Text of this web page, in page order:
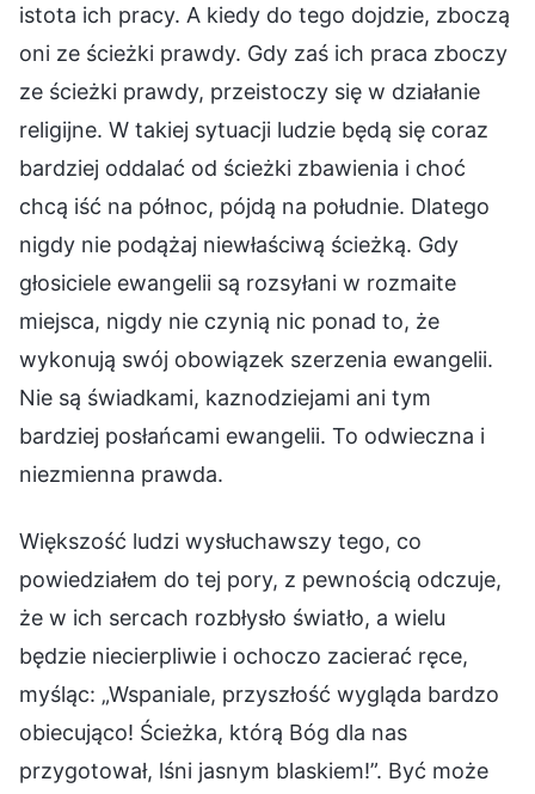
istota ich pracy. A kiedy do tego dojdzie, zboczą
oni ze ścieżki prawdy. Gdy zaś ich praca zboczy
ze ścieżki prawdy, przeistoczy się w działanie
religijne. W takiej sytuacji ludzie będą się coraz
bardziej oddalać od ścieżki zbawienia i choć
chcą iść na północ, pójdą na południe. Dlatego
nigdy nie podążaj niewłaściwą ścieżką. Gdy
głosiciele ewangelii są rozsyłani w rozmaite
miejsca, nigdy nie czynią nic ponad to, że
wykonują swój obowiązek szerzenia ewangelii.
Nie są świadkami, kaznodziejami ani tym
bardziej posłańcami ewangelii. To odwieczna i
niezmienna prawda.
Większość ludzi wysłuchawszy tego, co
powiedziałem do tej pory, z pewnością odczuje,
że w ich sercach rozbłysło światło, a wielu
będzie niecierpliwie i ochoczo zacierać ręce,
myśląc: „Wspaniale, przyszłość wygląda bardzo
obiecująco! Ścieżka, którą Bóg dla nas
przygotował, lśni jasnym blaskiem!”. Być może